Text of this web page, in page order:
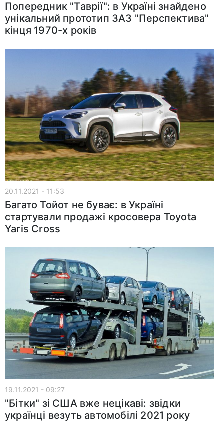
Попередник "Таврії": в Україні знайдено
унікальний прототип ЗАЗ "Перспектива"
кінця 1970-х років
20.11.2021 - 11:53
Багато Тойот не буває: в Україні
стартували продажі кросовера Toyota
Yaris Cross
19.11.2021 - 09:27
"Бітки" зі США вже нецікаві: звідки
українці везуть автомобілі 2021 року